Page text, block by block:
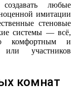
любые
имитации
стеновые
системы — всё,
комфортным и
или участников
комнат